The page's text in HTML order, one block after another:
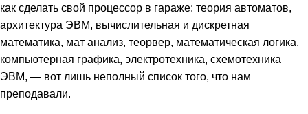
как сделать свой процессор в гараже: теория автоматов,
архитектура ЭВМ, вычислительная и дискретная
математика, мат анализ, теорвер, математическая логика,
компьютерная графика, электротехника, схемотехника
ЭВМ, — вот лишь неполный список того, что нам
преподавали.